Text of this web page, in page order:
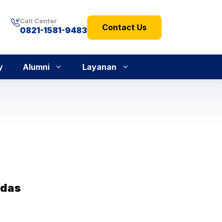
Call Center
0821-1581-9483 Contact Us
Alumni Layanan